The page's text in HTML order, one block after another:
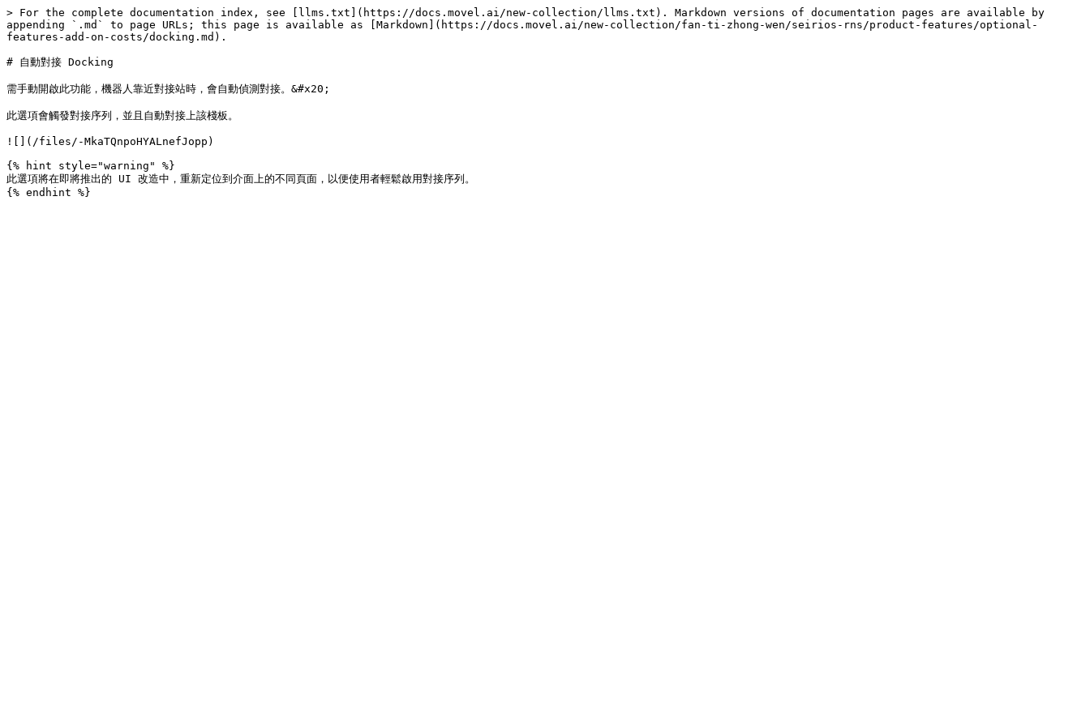
> For the complete documentation index, see [llms.txt](https://docs.movel.ai/new-collection/llms.txt). Markdown versions of documentation pages are available by
appending `.md` to page URLs; this page is available as [Markdown](https://docs.movel.ai/new-collection/fan-ti-zhong-wen/seirios-rns/product-features/optional-
features-add-on-costs/docking.md).
# 自動對接 Docking
需手動開啟此功能，機器人靠近對接站時，會自動偵測對接。&#x20;
此選項會觸發對接序列，並且自動對接上該棧板。
![](/files/-MkaTQnpoHYALnefJopp)
{% hint style="warning" %}
此選項將在即將推出的 UI 改造中，重新定位到介面上的不同頁面，以便使用者輕鬆啟用對接序列。